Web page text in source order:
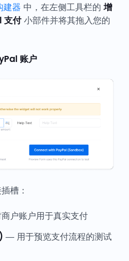
器 中，在左侧工具栏的 增
支付小部件并将其拖入您的
账户
槽：
户账户用于真实支付
— 用于预览支付流程的测试